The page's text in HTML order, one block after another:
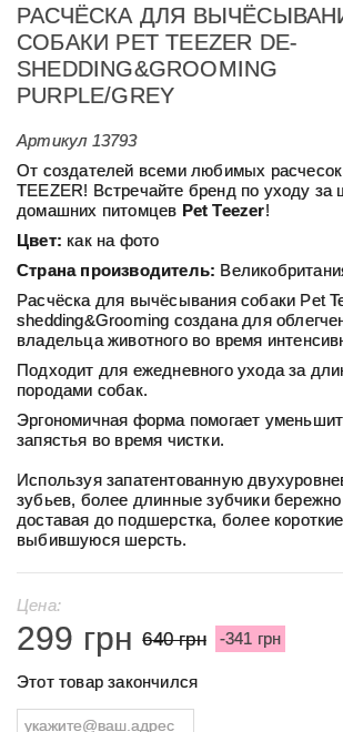
РАСЧЁСКА ДЛЯ
СОБАКИ PET TEEZER DE-
SHEDDING&GROOMING
PURPLE/GREY
Артикул 13793
От создателей всеми любимых
TEEZER! Встречайте бренд по уходу
домашних питомцев Pet Teezer!
Цвет: как на фото
Страна производитель:
Расчёска для вычёсывания собаки Pet
shedding&Grooming создана для
владельца животного во время
Подходит для ежедневного ухода за
породами собак.
Эргономичная форма помогает
запястья во время чистки.
Используя запатентованную
зубьев, более длинные зубчики
доставая до подшерстка, более
выбившуюся шерсть.
Цена:
299 грн 640 грн -341 грн
Этот товар закончился